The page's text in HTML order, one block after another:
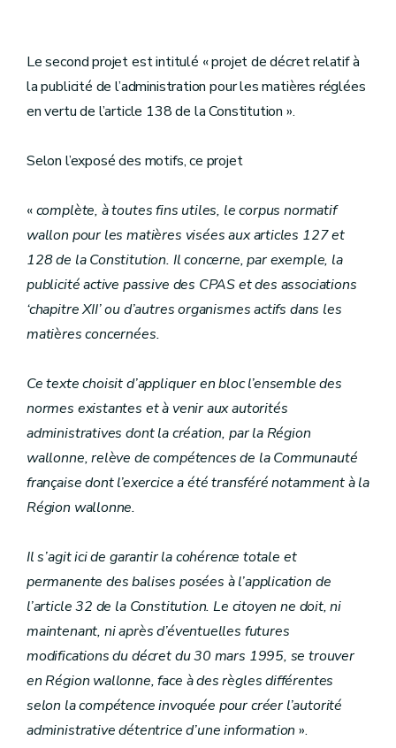
Le second projet est intitulé « projet de décret relatif à
la publicité de l’administration pour les matières réglées
en vertu de l’article 138 de la Constitution ».
Selon l’exposé des motifs, ce projet
«complète, à toutes fins utiles, le corpus normatif
wallon pour les matières visées aux articles 127 et
128 de la Constitution. Il concerne, par exemple, la
publicité active passive des CPAS et des associations
‘chapitre XII’ ou d’autres organismes actifs dans les
matières concernées.
Ce texte choisit d’appliquer en bloc l’ensemble des
normes existantes et à venir aux autorités
administratives dont la création, par la Région
wallonne, relève de compétences de la Communauté
française dont l’exercice a été transféré notamment à la
Région wallonne.
Il s’agit ici de garantir la cohérence totale et
permanente des balises posées à l’application de
l’article 32 de la Constitution. Le citoyen ne doit, ni
maintenant, ni après d’éventuelles futures
modifications du décret du 30 mars 1995, se trouver
en Région wallonne, face à des règles différentes
selon la compétence invoquée pour créer l’autorité
administrative détentrice d’une information ».